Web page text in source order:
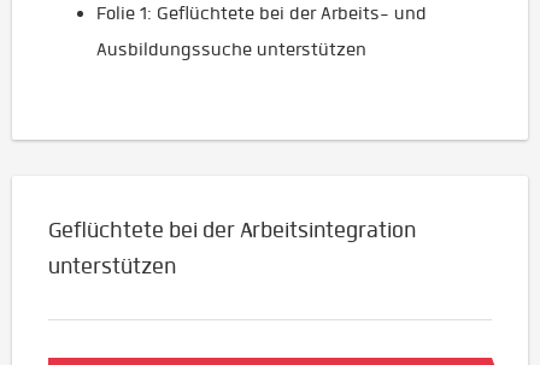
Folie 1: Geflüchtete bei der Arbeits- und
Ausbildungssuche unterstützen
Geflüchtete bei der Arbeitsintegration
unterstützen